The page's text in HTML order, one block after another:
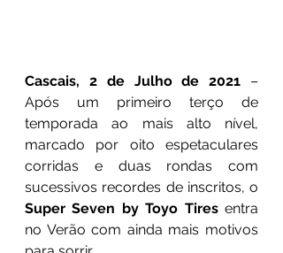
Cascais, 2 de Julho de 2021 –
Após um primeiro terço de
temporada ao mais alto nível,
marcado por oito espetaculares
corridas e duas rondas com
Super Seven by Toyo Tires entra
no Verão com ainda mais motivos